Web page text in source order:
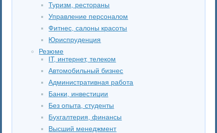
Туризм, рестораны
Управление персоналом
Фитнес, салоны красоты
Юриспруденция
Резюме
IT, интернет, телеком
Автомобильный бизнес
Административная работа
Банки, инвестиции
Без опыта, студенты
Бухгалтерия, финансы
Высший менеджмент